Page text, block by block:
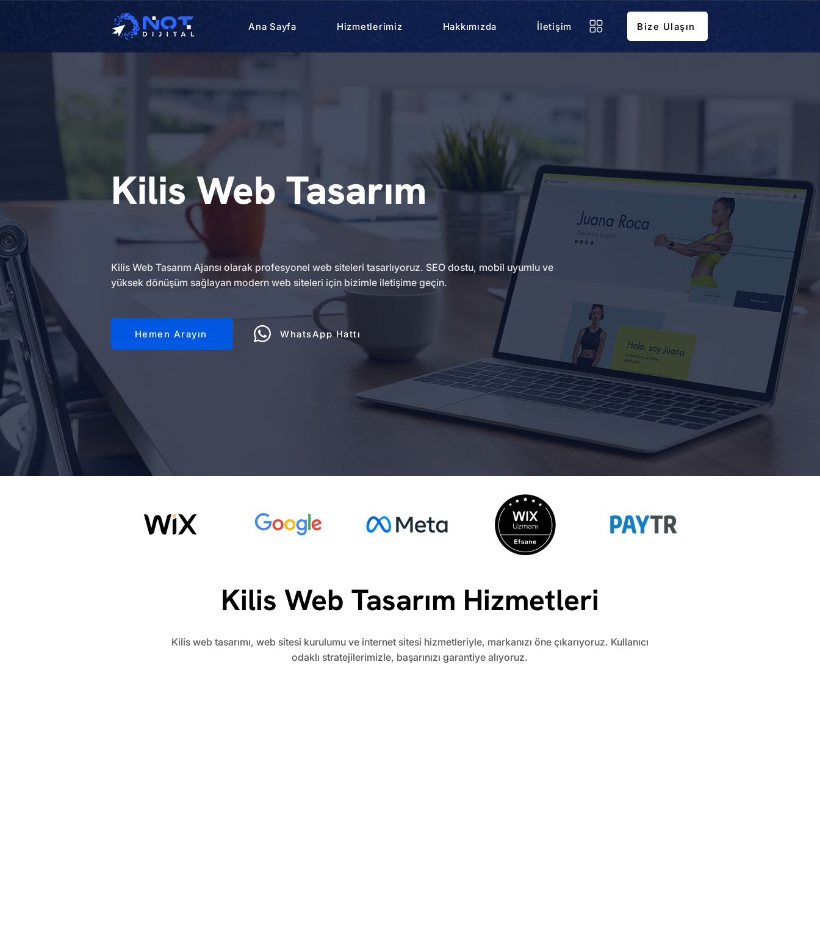
Ana Sayfa Hizmetlerimiz Hakkımızda İletişim Bize Ulaşın
Kilis Web Tasarım
Kilis Web Tasarım Ajansı olarak profesyonel web siteleri tasarlıyoruz. SEO dostu, mobil uyumlu ve
yüksek dönüşüm sağlayan modern web siteleri için bizimle iletişime geçin.
Hemen Arayın WhatsApp Hattı
Kilis Web Tasarım Hizmetleri
​Kilis web tasarımı, web sitesi kurulumu ve internet sitesi hizmetleriyle, markanızı öne çıkarıyoruz. Kullanıcı
odaklı stratejilerimizle, başarınızı garantiye alıyoruz.